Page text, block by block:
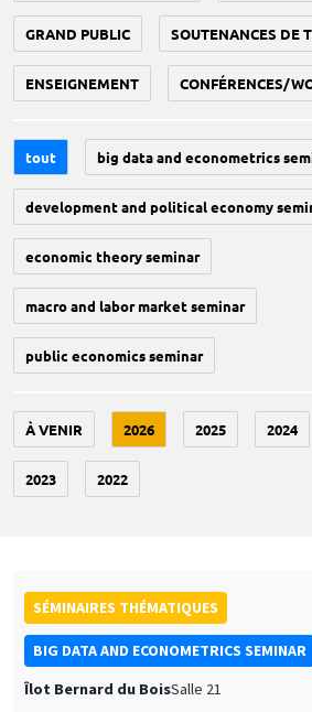
GRAND PUBLIC SOUTENANCES DE
ENSEIGNEMENT CONFÉRENCES/
tout big data and econometrics
development and political economy
economic theory seminar
macro and labor market seminar
public economics seminar
À VENIR 2026 2025 2024
2023 2022
SÉMINAIRES THÉMATIQUES
BIG DATA AND ECONOMETRICS SEMINAR
Îlot Bernard du BoisSalle 21